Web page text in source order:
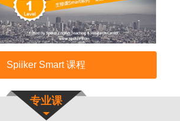
Spiiker Smart 课程
专业课